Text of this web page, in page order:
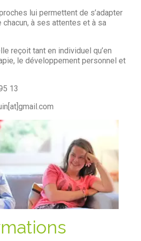
lui permettent de s’adapter
chacun, à ses attentes et à sa
reçoit tant en individuel qu’en
le développement personnel et
13